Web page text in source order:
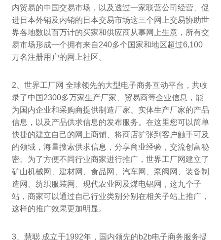
内贸易的中国交易市场，以及透过一家联营公司经营、促
进日本外销及内销的日本交易市场这三个网上交易协助世
界各地数以百万计的买家和供应商从事网上生意，所有交
易市场形成一个拥有来自240多个国家和地区超过6,100
万名注册用户的网上社区。
2、世界工厂网 全球领先的大型电子商务互动平台，共收
录了中国2300多万家生产厂家、贸易商等企业信息，能
为国内企业和采购商提供制造厂家、实体生产厂家的产品
信息，以及产品供求信息的发布服务。在这里您可以简单
快捷的建立自己的网上商铺、将商店扩张到客户触手可及
的领域，海量搜索供求信息，分享商业经验，交流创富秘
密。为了方便不同行业商家进行推广，世界工厂网建立了
矿山机械网、建材网、食品网、汽车网、泵阀网、装备制
造网、纺织服装网、现代农业网及煤电铝网，这九个子
站，商家可以通过自己行业类别分别在相关子站上推广，
这样的推广效果更加明显。
3、慧聪 成立于1992年，国内领先的b2b电子商务服务提